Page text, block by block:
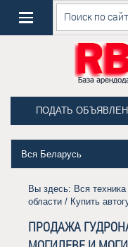
ПОДАТЬ
Вся Беларусь
Вы здесь: Вся техника
области / Купить
ПРОДАЖА